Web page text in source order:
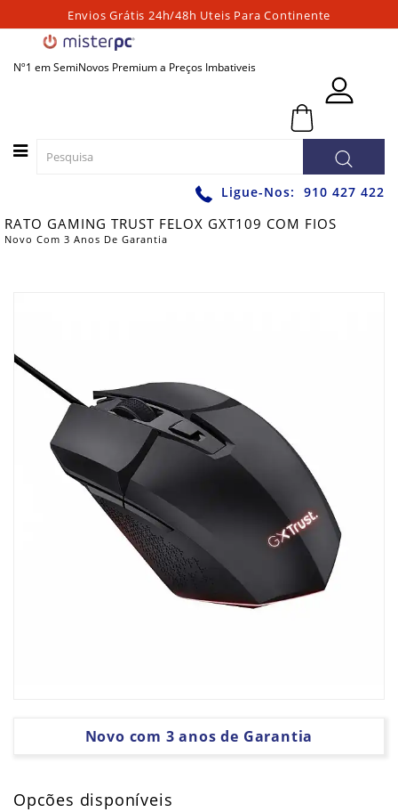
Envios Grátis 24h/48h Uteis Para Continente
Nº1 em SemiNovos Premium a Preços Imbativeis
Categorias
FIXOS
PARA
JOGOS
ACESSÓRIOS
GRÁFICAS
SOFTWARE
Ligue-Nos: 910 427 422
RATO GAMING TRUST FELOX GXT109 COM FIOS
Novo Com 3 Anos De Garantia
Novo com 3 anos de Garantia
Opcões disponíveis